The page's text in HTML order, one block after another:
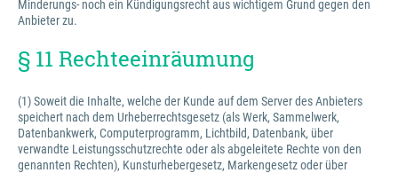
Minderungs- noch ein Kündigungsrecht aus wichtigem Grund gegen den
Anbieter zu.
§ 11 Rechteeinräumung
(1) Soweit die Inhalte, welche der Kunde auf dem Server des Anbieters
speichert nach dem Urheberrechtsgesetz (als Werk, Sammelwerk,
Datenbankwerk, Computerprogramm, Lichtbild, Datenbank, über
verwandte Leistungsschutzrechte oder als abgeleitete Rechte von den
genannten Rechten), Kunsturhebergesetz, Markengesetz oder über